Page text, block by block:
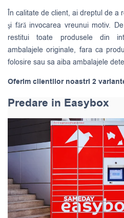
În calitate de client, ai dreptul de a
şi fără invocarea vreunui motiv.
restitui toate produsele din
ambalajele originale, fara ca
folosire sau sa aiba ambalajele
Oferim clientilor noastri 2
Predare in Easybox